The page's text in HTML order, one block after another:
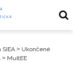
SIEA > Ukončené
> MultEE